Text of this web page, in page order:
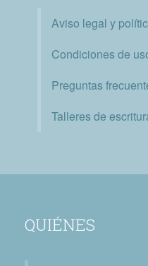
Aviso legal y
Condiciones de
Preguntas
Talleres de
QUIÉNES